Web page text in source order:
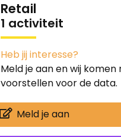
Retail
1 activiteit
Heb jij interesse?
Meld je aan en wij komen
voorstellen voor de data.
Meld je aan